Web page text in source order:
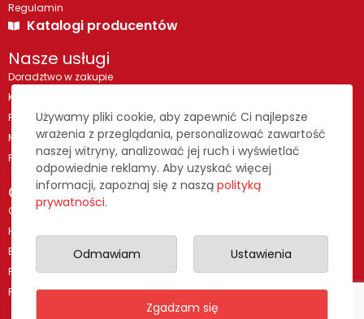
Regulamin
Katalogi producentów
Nasze usługi
Doradztwo w zakupie
Kompleksowe realizacje
Projekty technologiczne
Meble nierdzewne na wymiar
Pokazy i szkolenia
Oferta dla branż
Ochrona zdrowia - kliniki i szpitale
HORECA - hotele, restauracje i catering
Edukacja i administracja
Przemysł i produkcja
Pralnictwo
Używamy pliki cookie, aby zapewnić Ci najlepsze
wrażenia z przeglądania, personalizować zawartość
naszej witryny, analizować jej ruch i wyświetlać
odpowiednie reklamy. Aby uzyskać więcej
informacji, zapoznaj się z naszą polityką
prywatności.
Zgadzam się
Ustawienia
Odmawiam